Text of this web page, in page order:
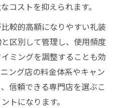
コストを抑えられます。
較的高額になりやすい礼装
区別して管理し、使用頻度
ミングを調整することも効
ング店の料金体系やキャン
信頼できる専門店を選ぶこ
トになります。